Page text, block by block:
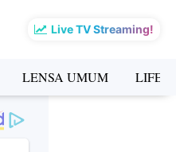
Live TV Streaming!
LENSA UMUM